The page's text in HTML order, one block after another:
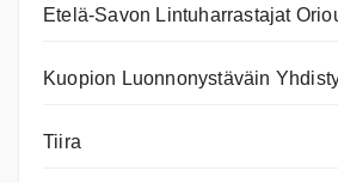
Etelä-Savon Lintuharrastajat
Kuopion Luonnonystäväin
Tiira